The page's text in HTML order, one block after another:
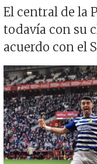
El central de la
todavía con su
acuerdo con el
Imagen